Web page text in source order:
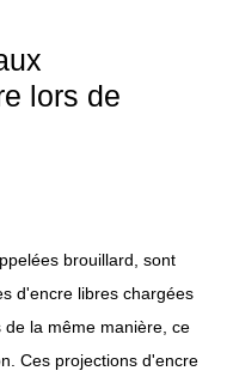
lors de
brouillard, sont
d'encre libres chargées
la même manière, ce
Ces projections d'encre